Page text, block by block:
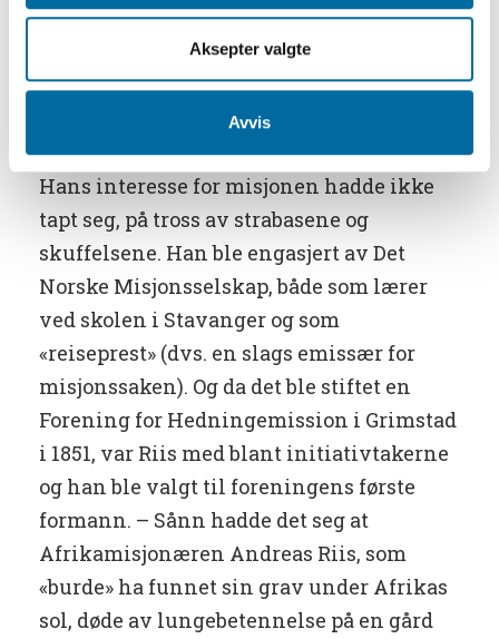
Aksepter valgte
Avvis
Christian Rosenberg Pharo i Grimstad. Så
kjøpte han seg en eiendom på Naksbie og
Hans interesse for misjonen hadde ikke
tapt seg, på tross av strabasene og
skuffelsene. Han ble engasjert av Det
Norske Misjonsselskap, både som lærer
ved skolen i Stavanger og som
«reiseprest» (dvs. en slags emissær for
misjonssaken). Og da det ble stiftet en
Forening for Hedningemission i Grimstad
i 1851, var Riis med blant initiativtakerne
og han ble valgt til foreningens første
formann. – Sånn hadde det seg at
Afrikamisjonæren Andreas Riis, som
«burde» ha funnet sin grav under Afrikas
sol, døde av lungebetennelse på en gård